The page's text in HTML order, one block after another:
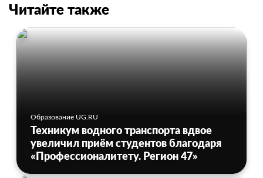
Читайте также
Образование UG.RU
Техникум водного транспорта вдвое
увеличил приём студентов благодаря
«Профессионалитету. Регион 47»